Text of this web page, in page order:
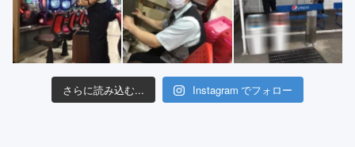
さらに読み込む... Instagram でフォロー